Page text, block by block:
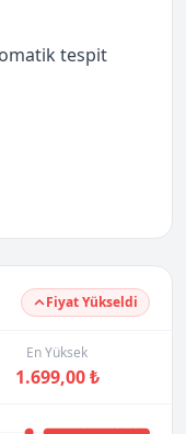
tespit
Fiyat Yükseldi
En Yüksek
1.699,00 ₺